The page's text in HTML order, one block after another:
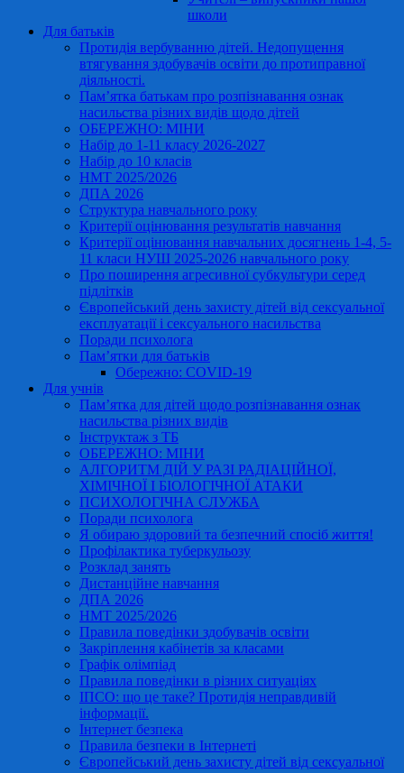
школи
Для батьків
Протидія вербуванню дітей. Недопущення
втягування здобувачів освіти до протиправної
діяльності.
Пам’ятка батькам про розпізнавання ознак
насильства різних видів щодо дітей
ОБЕРЕЖНО: МІНИ
Набір до 1-11 класу 2026-2027
Набір до 10 класів
НМТ 2025/2026
ДПА 2026
Структура навчального року
Критерії оцінювання результатів навчання
Критерії оцінювання навчальних досягнень 1-4, 5-
11 класи НУШ 2025-2026 навчального року
Про поширення агресивної субкультури серед
підлітків
Європейський день захисту дітей від сексуальної
експлуатації і сексуального насильства
Поради психолога
Пам’ятки для батьків
Обережно: COVID-19
Для учнів
Пам’ятка для дітей щодо розпізнавання ознак
насильства різних видів
Інструктаж з ТБ
ОБЕРЕЖНО: МІНИ
АЛГОРИТМ ДІЙ У РАЗІ РАДІАЦІЙНОЇ,
ХІМІЧНОЇ І БІОЛОГІЧНОЇ АТАКИ
ПСИХОЛОГІЧНА СЛУЖБА
Поради психолога
Я обираю здоровий та безпечний спосіб життя!
Профілактика туберкульозу
Розклад занять
Дистанційне навчання
ДПА 2026
НМТ 2025/2026
Правила поведінки здобувачів освіти
Закріплення кабінетів за класами
Графік олімпіад
Правила поведінки в різних ситуаціях
ІПСО: що це таке? Протидія неправдивій
інформації.
Інтернет безпека
Правила безпеки в Інтернеті
Європейський день захисту дітей від сексуальної